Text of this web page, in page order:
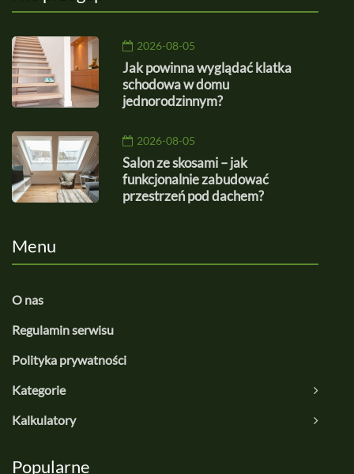
2026-08-05
Jak powinna wyglądać klatka
schodowa w domu
jednorodzinnym?
2026-08-05
Salon ze skosami – jak
funkcjonalnie zabudować
przestrzeń pod dachem?
Menu
O nas
Regulamin serwisu
Polityka prywatności
Kategorie
Kalkulatory
Popularne